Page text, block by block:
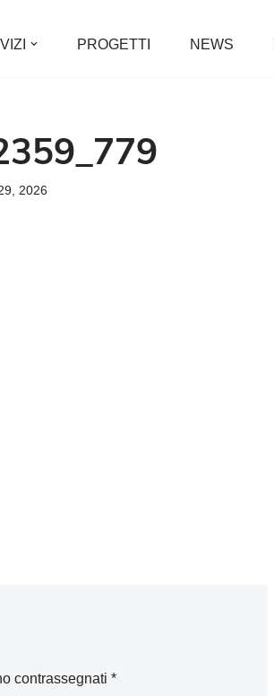
PROGETTI NEWS
2026
contrassegnati *